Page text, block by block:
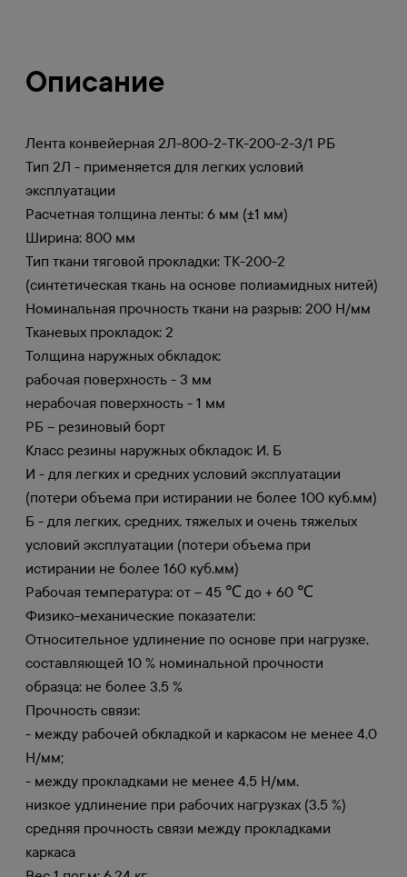
Описание
Лента конвейерная 2Л-800-2-ТК-200-2-3/1 РБ
Тип 2Л - применяется для легких условий
эксплуатации
Расчетная толщина ленты: 6 мм (±1 мм)
Ширина: 800 мм
Тип ткани тяговой прокладки: ТК-200-2
(синтетическая ткань на основе полиамидных нитей)
Номинальная прочность ткани на разрыв: 200 Н/мм
Тканевых прокладок: 2
Толщина наружных обкладок:
рабочая поверхность - 3 мм
нерабочая поверхность - 1 мм
РБ – резиновый борт
Класс резины наружных обкладок: И, Б
И - для легких и средних условий эксплуатации
(потери объема при истирании не более 100 куб.мм)
Б - для легких, средних, тяжелых и очень тяжелых
условий эксплуатации (потери объема при
истирании не более 160 куб.мм)
Рабочая температура: от – 45 ℃ до + 60 ℃
Физико-механические показатели:
Относительное удлинение по основе при нагрузке,
составляющей 10 % номинальной прочности
образца: не более 3,5 %
Прочность связи:
- между рабочей обкладкой и каркасом не менее 4,0
Н/мм;
- между прокладками не менее 4,5 Н/мм.
низкое удлинение при рабочих нагрузках (3,5 %)
средняя прочность связи между прокладками
каркаса